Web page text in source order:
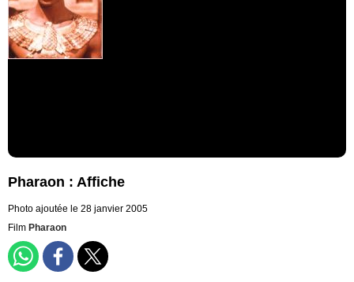
Pharaon : Affiche
Photo ajoutée le 28 janvier 2005
Film Pharaon